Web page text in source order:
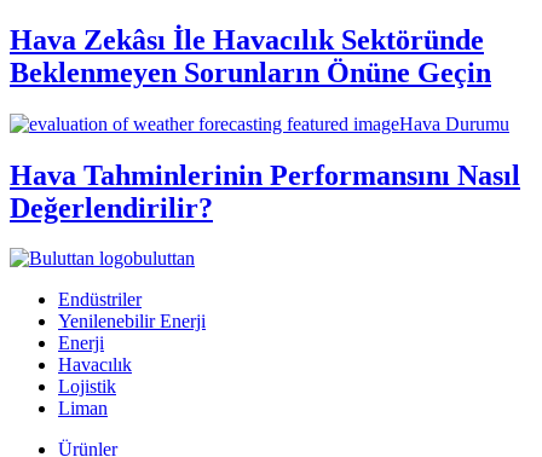
Hava Zekâsı İle Havacılık Sektöründe
Beklenmeyen Sorunların Önüne Geçin
Hava Durumu
Hava Tahminlerinin Performansını Nasıl
Değerlendirilir?
buluttan
Endüstriler
Yenilenebilir Enerji
Enerji
Havacılık
Lojistik
Liman
Ürünler